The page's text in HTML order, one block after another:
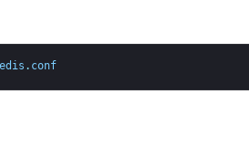
. conf